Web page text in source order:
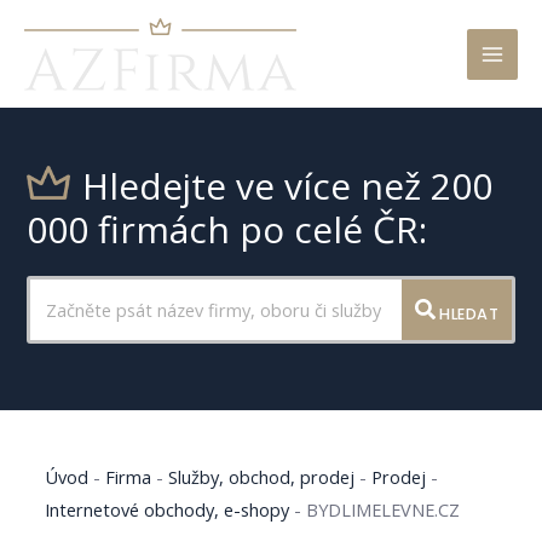
Hledejte ve více než 200
000 firmách po celé ČR:
HLEDAT
Úvod - Firma -Služby, obchod, prodej - Prodej -
Internetové obchody, e-shopy- BYDLIMELEVNE.CZ